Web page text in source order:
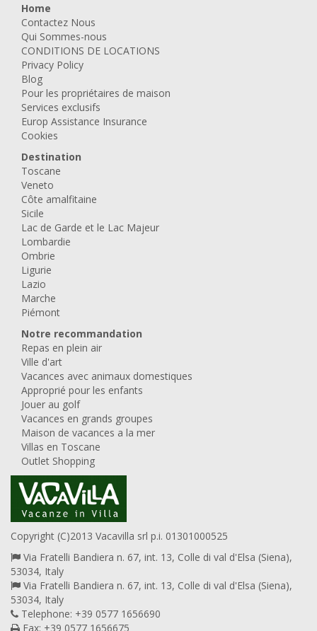
Home
Contactez Nous
Qui Sommes-nous
CONDITIONS DE LOCATIONS
Privacy Policy
Blog
Pour les propriétaires de maison
Services exclusifs
Europ Assistance Insurance
Cookies
Destination
Toscane
Veneto
Côte amalfitaine
Sicile
Lac de Garde et le Lac Majeur
Lombardie
Ombrie
Ligurie
Lazio
Marche
Piémont
Notre recommandation
Repas en plein air
Ville d'art
Vacances avec animaux domestiques
Approprié pour les enfants
Jouer au golf
Vacances en grands groupes
Maison de vacances a la mer
Villas en Toscane
Outlet Shopping
Copyright (C)2013 Vacavilla srl p.i. 01301000525
Via Fratelli Bandiera n. 67, int. 13, Colle di val d'Elsa (Siena),
53034, Italy
Via Fratelli Bandiera n. 67, int. 13, Colle di val d'Elsa (Siena),
53034, Italy
Telephone: +39 0577 1656690
Fax: +39 0577 1656675